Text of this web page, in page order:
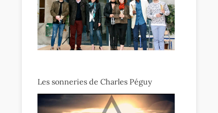
Les sonneries de Charles Péguy